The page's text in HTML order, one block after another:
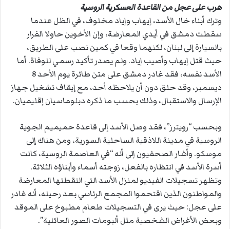
هرب على عجل من القاعدة العسكرية الروسية
وترك أبناء خال الأسد، إيهاب وإياد مخلوف، في الظل عندما
سقطت دمشق في أيدي المعارضة، وإن الأخوين حاولا الفرار
بالسيارة إلى لبنان، لكنهما وقعا في كمين نصب على الطريق،
حيث قتل إيهاب وأصيب إياد. ولم يصدر تأكيد رسمي للوفاة. أما
الأسد نفسه، فقد غادر دمشق على متن طائرة يوم الأحد 8
ديسمبر، وقد حلق دون أن يلاحظه أحد، مع إيقاف تشغيل جهاز
الإرسال والاستقبال، وذلك بحسب ما ذكره دبلوماسيان إقليميان.
وبحسب “رويترز”، فقد وصل الأسد إلى قاعدة حميميم الجوية
الروسية في مدينة اللاذقية الساحلية السورية، ومن هناك إلى
موسكو. وأشار الصحفيون إلى أنه “في العاصمة الروسية، كانت
أسرة الأسد في انتظاره بالفعل، زوجته أسماء وأبناؤه الثلاثة.
وتظهر تسجيلات الفيديو لمنزل الأسد التي التقطتها المعارضة
والمواطنون الذين اقتحموا المجمع الرئاسي بعد رحيله، أنه غادر
على عجل: حيث يرى في التسجيلات طعام مطبوخ على الموقد
وبعض الأغراض الشخصية مثل ألبومات الصور العائلية”.